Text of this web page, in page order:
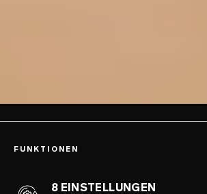
FUNKTIONEN
8 EINSTELLUNGEN